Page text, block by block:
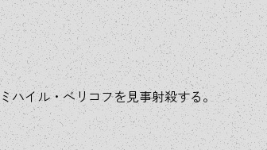
ハイル・ベリコフを見事射殺する。